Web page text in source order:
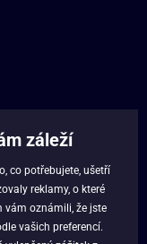
záleží
co potřebujete, ušetří
reklamy, o které
vám oznámili, že jste
vašich preferencí.